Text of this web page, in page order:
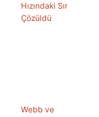
Hızındaki Sır
Çözüldü
Webb ve